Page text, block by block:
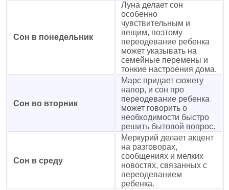
Сон в понедельник
Луна делает сон
особенно
чувствительным и
вещим, поэтому
переодевание ребенка
может указывать на
семейные перемены и
тонкие настроения дома.
Сон во вторник
Марс придает сюжету
напор, и сон про
переодевание ребенка
может говорить о
необходимости быстро
решить бытовой вопрос.
Сон в среду
Меркурий делает акцент
на разговорах,
сообщениях и мелких
новостях, связанных с
переодеванием
ребенка.